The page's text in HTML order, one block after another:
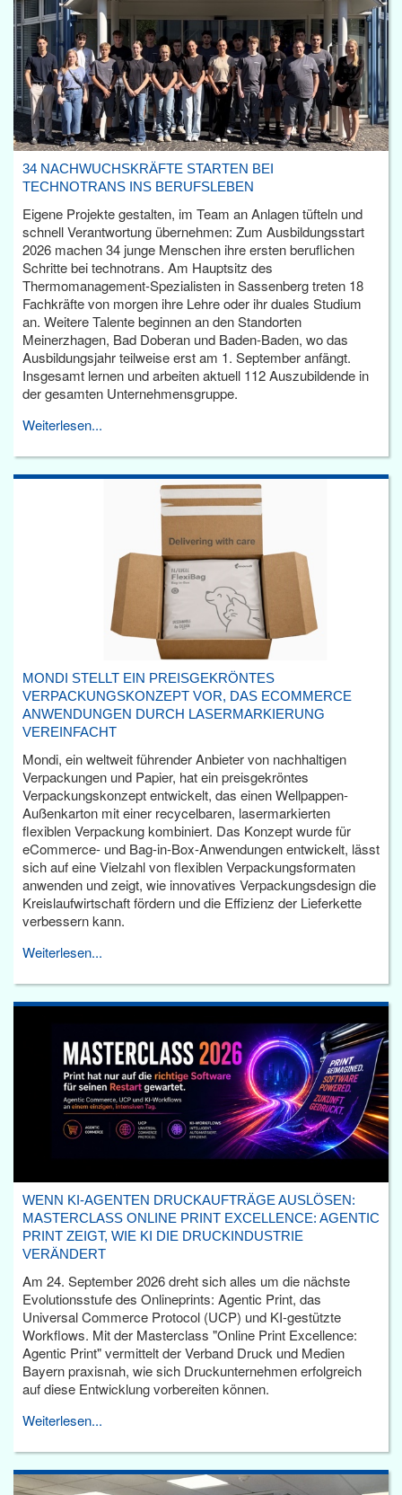
34 NACHWUCHSKRÄFTE STARTEN BEI
TECHNOTRANS INS BERUFSLEBEN
Eigene Projekte gestalten, im Team an Anlagen tüfteln und
schnell Verantwortung übernehmen: Zum Ausbildungsstart
2026 machen 34 junge Menschen ihre ersten beruflichen
Schritte bei technotrans. Am Hauptsitz des
Thermomanagement-Spezialisten in Sassenberg treten 18
Fachkräfte von morgen ihre Lehre oder ihr duales Studium
an. Weitere Talente beginnen an den Standorten
Meinerzhagen, Bad Doberan und Baden-Baden, wo das
Ausbildungsjahr teilweise erst am 1. September anfängt.
Insgesamt lernen und arbeiten aktuell 112 Auszubildende in
der gesamten Unternehmensgruppe.
Weiterlesen...
MONDI STELLT EIN PREISGEKRÖNTES
VERPACKUNGSKONZEPT VOR, DAS ECOMMERCE
ANWENDUNGEN DURCH LASERMARKIERUNG
VEREINFACHT
Mondi, ein weltweit führender Anbieter von nachhaltigen
Verpackungen und Papier, hat ein preisgekröntes
Verpackungskonzept entwickelt, das einen Wellpappen-
Außenkarton mit einer recycelbaren, lasermarkierten
flexiblen Verpackung kombiniert. Das Konzept wurde für
eCommerce- und Bag-in-Box-Anwendungen entwickelt, lässt
sich auf eine Vielzahl von flexiblen Verpackungsformaten
anwenden und zeigt, wie innovatives Verpackungsdesign die
Kreislaufwirtschaft fördern und die Effizienz der Lieferkette
verbessern kann.
Weiterlesen...
WENN KI-AGENTEN DRUCKAUFTRÄGE AUSLÖSEN:
MASTERCLASS ONLINE PRINT EXCELLENCE: AGENTIC
PRINT ZEIGT, WIE KI DIE DRUCKINDUSTRIE
VERÄNDERT
Am 24. September 2026 dreht sich alles um die nächste
Evolutionsstufe des Onlineprints: Agentic Print, das
Universal Commerce Protocol (UCP) und KI-gestützte
Workflows. Mit der Masterclass "Online Print Excellence:
Agentic Print" vermittelt der Verband Druck und Medien
Bayern praxisnah, wie sich Druckunternehmen erfolgreich
auf diese Entwicklung vorbereiten können.
Weiterlesen...